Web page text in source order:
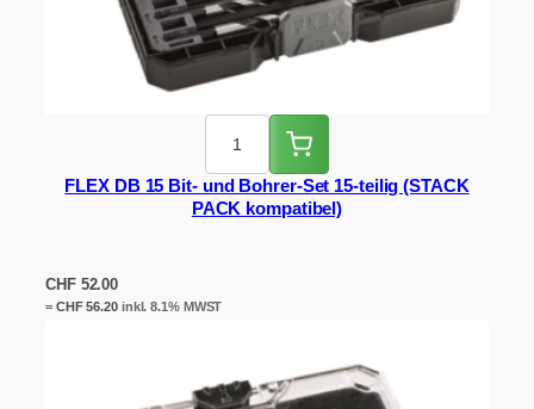
FLEX DB 15 Bit- und Bohrer-Set 15-teilig (STACK
PACK kompatibel)
CHF52.00
= CHF56.20inkl. 8.1% MWST